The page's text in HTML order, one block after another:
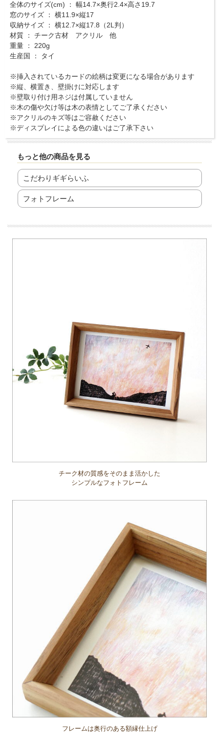
全体のサイズ(cm) ： 幅14.7×奥行2.4×高さ19.7
窓のサイズ ： 横11.9×縦17
収納サイズ ： 横12.7×縦17.8（2L判）
材質 ： チーク古材 アクリル 他
重量 ： 220g
生産国 ： タイ
※挿入されているカードの絵柄は変更になる場合があります
※縦、横置き、壁掛けに対応します
※壁取り付け用ネジは付属していません
※木の傷や欠け等は木の表情としてご了承ください
※アクリルのキズ等はご容赦ください
※ディスプレイによる色の違いはご了承下さい
もっと他の商品を見る
こだわりギギらいふ
フォトフレーム
チーク材の質感をそのまま活かした
シンプルなフォトフレーム
フレームは奥行のある額縁仕上げ